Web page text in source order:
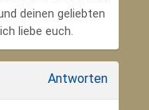
deinen geliebten
liebe euch.
Antworten